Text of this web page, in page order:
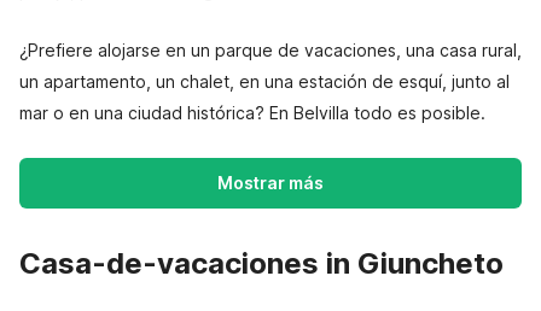
¿Prefiere alojarse en un parque de vacaciones, una casa rural,
un apartamento, un chalet, en una estación de esquí, junto al
mar o en una ciudad histórica? En Belvilla todo es posible.
Mostrar más
Casa-de-vacaciones in Giuncheto